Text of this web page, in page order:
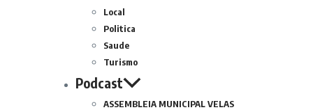
Local
Politica
Saude
Turismo
Podcast
ASSEMBLEIA MUNICIPAL VELAS